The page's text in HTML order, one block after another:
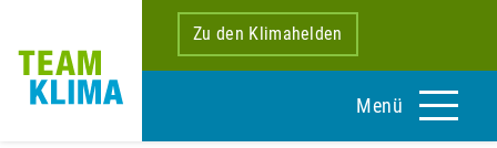
Zu den Klimahelden
Menü